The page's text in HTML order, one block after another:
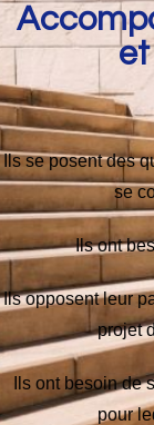
et
Ils se posent des
se
Ils ont
Ils opposent leur
projet
Ils ont besoin de
pour